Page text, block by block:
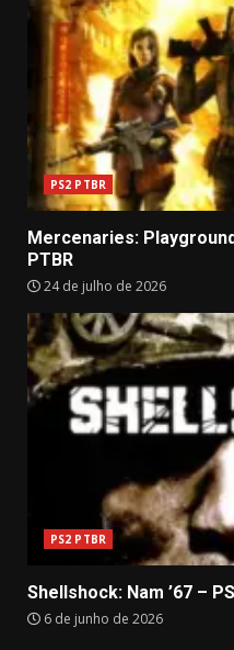
PS2 PTBR
Mercenaries:
PTBR
24 de julho de 2026
PS2 PTBR
Shellshock: Nam ’67 –
6 de junho de 2026